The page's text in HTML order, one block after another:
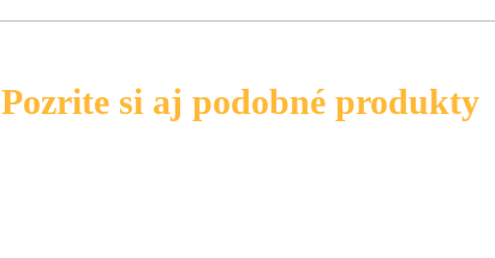
Pozrite si aj podobné produkty